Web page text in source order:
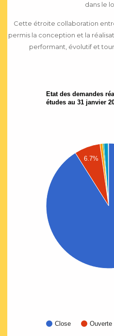
dans le
Cette étroite collaboration
permis la conception et la
performant, évolutif et
Etat des demandes
études au 31 janvier
Close Ouverte
6.7%